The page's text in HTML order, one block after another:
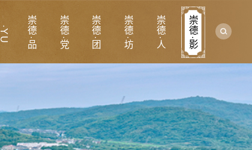
U 崇德·品 崇德·党 崇德·团 崇德·坊 崇德·人 崇德·影